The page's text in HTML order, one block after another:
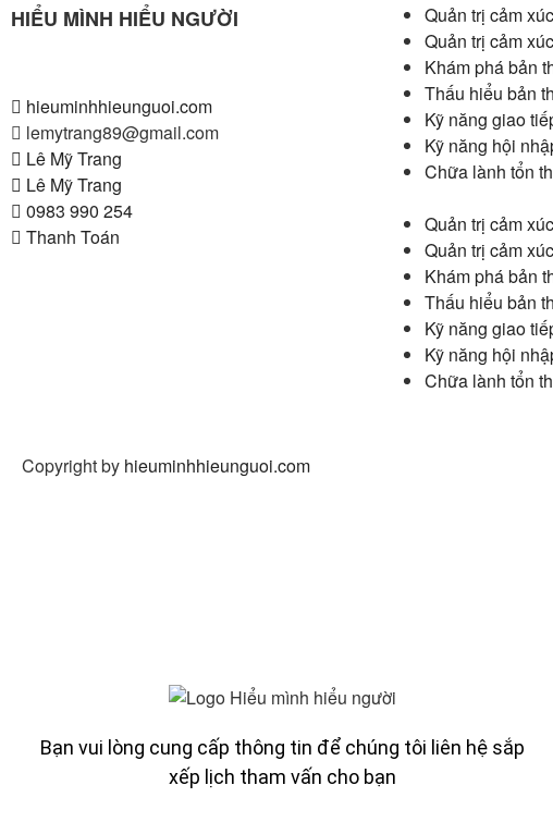
HIỂU MÌNH HIỂU NGƯỜI
hieuminhhieunguoi.com
lemytrang89@gmail.com
Lê Mỹ Trang
Lê Mỹ Trang
0983 990 254
Thanh Toán
Quản trị cảm
Quản trị cảm
Khám phá bản
Thấu hiểu bản
Kỹ năng giao
Kỹ năng hội
Chữa lành tổn
Quản trị cảm
Quản trị cảm
Khám phá bản
Thấu hiểu bản
Kỹ năng giao
Kỹ năng hội
Chữa lành tổn
Copyright by hieuminhhieunguoi.com
Bạn vui lòng cung cấp thông tin để chúng tôi liên hệ sắp
xếp lịch tham vấn cho bạn